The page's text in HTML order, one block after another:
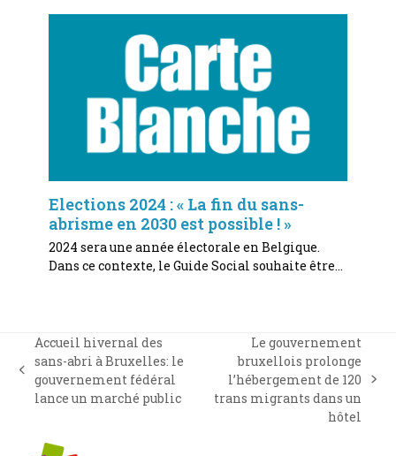
Elections 2024 : « La fin du sans-
abrisme en 2030 est possible ! »
2024 sera une année électorale en Belgique.
Dans ce contexte, le Guide Social souhaite être…
previous
post:
Accueil hivernal des
sans-abri à Bruxelles: le
gouvernement fédéral
lance un marché public
next
post:
Le gouvernement
bruxellois prolonge
l’hébergement de 120
trans migrants dans un
hôtel